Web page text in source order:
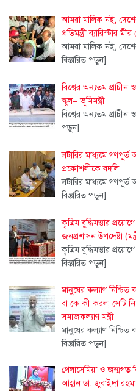
আমরা মালিক নই,
প্রতিমন্ত্রী ব্যারিস্টার
আমরা মালিক নই,
বিস্তারিত পড়ুন]
বিশ্বের অন্যতম প্রাচীন
স্কুল– ভূমিমন্ত্রী
বিশ্বের অন্যতম প্রাচীন ও
পড়ুন]
লটারির মাধ্যমে
প্রকৌশলীকে বদলি
লটারির মাধ্যমে
বিস্তারিত পড়ুন]
কৃত্রিম বুদ্ধিমত্তার
জনপ্রশাসন উপদেষ্টা
কৃত্রিম বুদ্ধিমত্তার
বিস্তারিত পড়ুন]
মানুষের কল্যাণ
বা কে কী করল, সেটি
সমাজকল্যাণ মন্ত্রী
মানুষের কল্যাণ
বিস্তারিত পড়ুন]
থেলাসেমিয়া ও জন্মগত
আহ্বান ডা. জুবাইদা